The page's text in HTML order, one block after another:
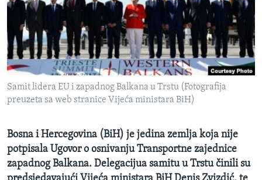
O GLASU AMERIKE
Learning English
PRATITE NAS
Samit lidera EU i zapadnog Balkana u Trstu (Fotografija
preuzeta sa web stranice Vijeća ministara BiH)
Bosna i Hercegovina (BiH) je jedina zemlja koja nije
potpisala Ugovor o osnivanju Transportne zajednice
zapadnog Balkana. Delegacijua samitu u Trstu činili su